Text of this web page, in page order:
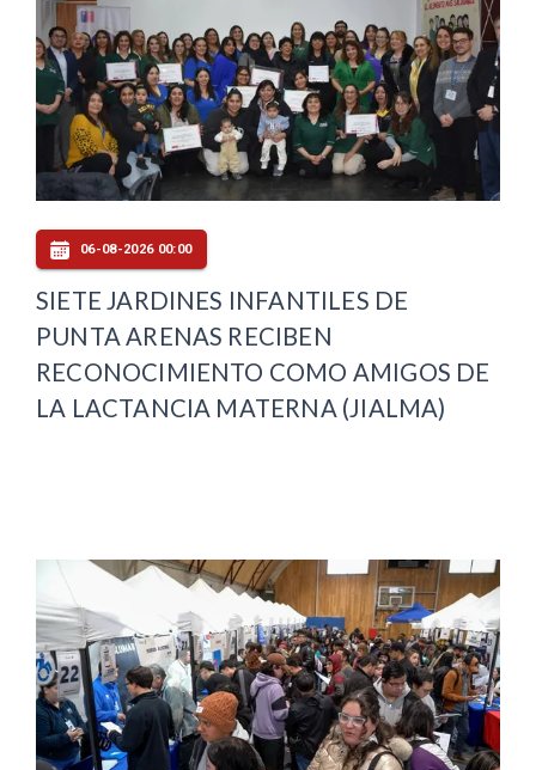
06-08-2026 00:00
SIETE JARDINES INFANTILES DE
PUNTA ARENAS RECIBEN
RECONOCIMIENTO COMO AMIGOS DE
LA LACTANCIA MATERNA (JIALMA)